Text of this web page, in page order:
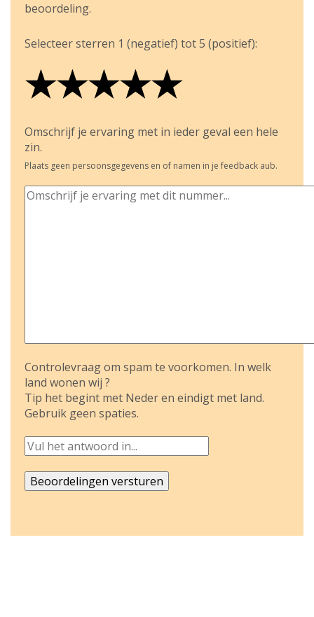
beoordeling.
Selecteer sterren 1 (negatief) tot 5 (positief):
★
★★
★★★
★★★★
★★★★★
Omschrijf je ervaring met in ieder geval een hele
zin.
Plaats geen persoonsgegevens en of namen in je feedback aub.
Controlevraag om spam te voorkomen. In welk
land wonen wij ?
Tip het begint met Neder en eindigt met land.
Gebruik geen spaties.